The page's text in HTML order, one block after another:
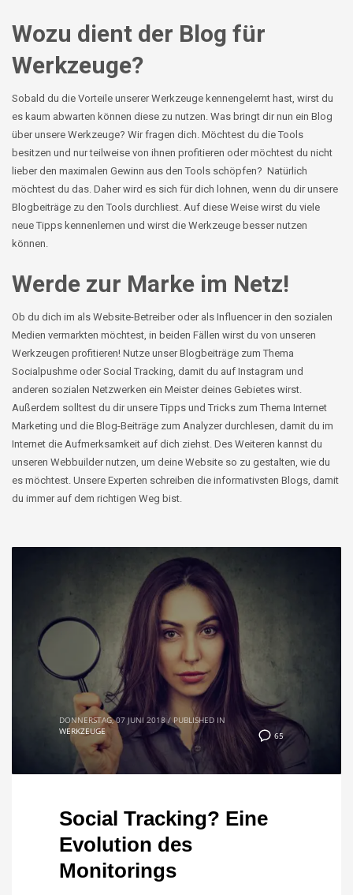
Wozu dient der Blog für
Werkzeuge?
Sobald du die Vorteile unserer Werkzeuge kennengelernt hast, wirst du
es kaum abwarten können diese zu nutzen. Was bringt dir nun ein Blog
über unsere Werkzeuge? Wir fragen dich. Möchtest du die Tools
besitzen und nur teilweise von ihnen profitieren oder möchtest du nicht
lieber den maximalen Gewinn aus den Tools schöpfen? Natürlich
möchtest du das. Daher wird es sich für dich lohnen, wenn du dir unsere
Blogbeiträge zu den Tools durchliest. Auf diese Weise wirst du viele
neue Tipps kennenlernen und wirst die Werkzeuge besser nutzen
können.
Werde zur Marke im Netz!
Ob du dich im als Website-Betreiber oder als Influencer in den sozialen
Medien vermarkten möchtest, in beiden Fällen wirst du von unseren
Werkzeugen profitieren! Nutze unser Blogbeiträge zum Thema
Socialpushme oderSocial Tracking, damit du auf Instagram und
anderen sozialen Netzwerken ein Meister deines Gebietes wirst.
Außerdem solltest du dir unsere Tipps und Tricks zum Thema Internet
Marketing und die Blog-Beiträge zum Analyzerdurchlesen, damit du im
Internet die Aufmerksamkeit auf dich ziehst. Des Weiteren kannst du
unseren Webbuilder nutzen, um deine Website so zu gestalten, wie du
es möchtest. Unsere Experten schreiben die informativsten Blogs, damit
du immer auf dem richtigen Weg bist.
65
DONNERSTAG, 07 JUNI 2018 / PUBLISHED IN
WERKZEUGE
Social Tracking? Eine
Evolution des
Monitorings